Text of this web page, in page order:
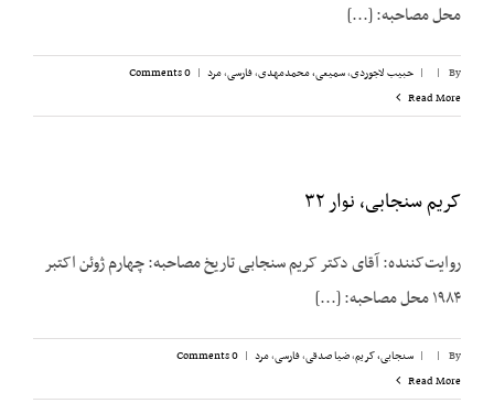
محل مصاحبه: [...]
By
|
| حبیب لاجوردی,سمیعی، محمدمهدی,فارسی,مرد |
0 Comments
Read More
کریم سنجابی، نوار ۳۲
روایت‌‌کننده: آقای دکتر کریم سنجابی تاریخ مصاحبه: چهارم ژوئن اکتبر
۱۹۸۴ محل مصاحبه: [...]
By
|
| سنجابی، کریم,ضیا صدقی,فارسی,مرد |
0 Comments
Read More